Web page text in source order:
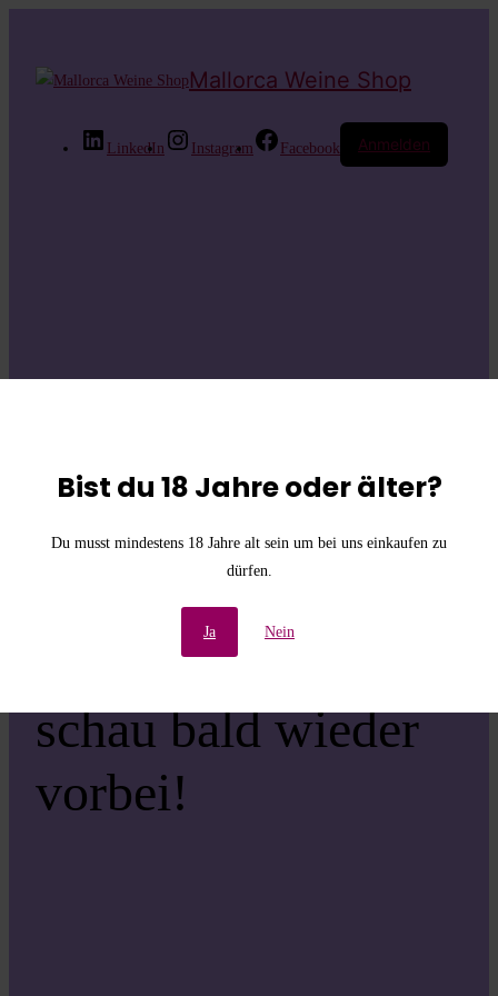
Bist du 18 Jahre oder älter?
Du musst mindestens 18 Jahre alt sein um bei uns einkaufen zu
dürfen.
Ja Nein
Mallorca Weine Shop
LinkedIn Instagram Facebook Anmelden
die
Unannehmlichkeiten!
Wir arbeiten an einer
großartigen Sache –
schau bald wieder
vorbei!